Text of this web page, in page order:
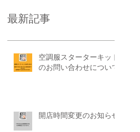
最新記事
空調服スターターキット
のお問い合わせについて
開店時間変更のお知らせ